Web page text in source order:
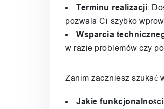
Terminu realizacji:
pozwala Ci szybko
Wsparcia
w razie problemów czy
Zanim zaczniesz szukać
Jakie